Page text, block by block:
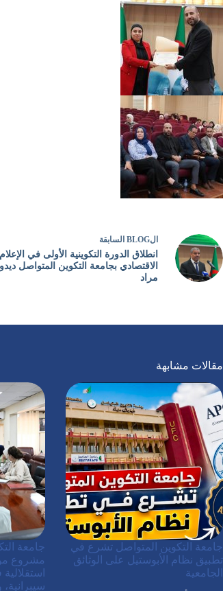
الBLOG السابقة
انطلاق الدورة التكوينية الأولى في الإعلام
الاقتصادي بجامعة التكوين المتواصل
مراد
مقالات مشابهة
جامعة التكوين المتواصل تشرع في
تطبيق نظام الأبوستيل على الوثائق
الجامعية
جامعة
مشروع
سيبرانية،